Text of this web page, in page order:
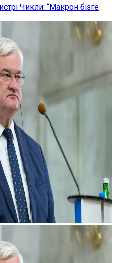
Чикли: “Макрон бізге